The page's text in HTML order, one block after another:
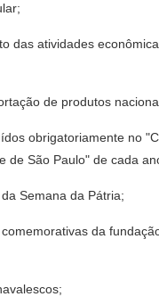
das atividades
de produtos
obrigatoriamente no
de São Paulo" de cada
Semana da Pátria;
da